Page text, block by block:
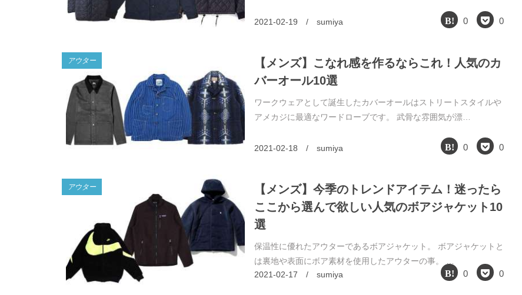
2021-02-19 / sumiya 0 0
アウター
【メンズ】こなれ感を作るならこれ！人気のカ
バーオール10選
ワークウェアとして誕生したカバーオールはストリートスタイルや
アメカジに最適なワードローブです。 武骨な雰囲気が漂…
2021-02-18 / sumiya 0 0
アウター
【メンズ】今季のトレンドアイテム！迷ったら
ここから選んで欲しい人気のボアジャケット10
選
保温性に優れたアウターであるボアジャケット。 ボアジャケットと
は裏地や表面にボア素材を使用したアウターの事。 …
2021-02-17 / sumiya 0 0